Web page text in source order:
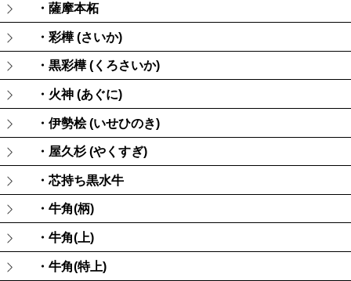
・薩摩本柘
・彩樺 (さいか)
・黒彩樺 (くろさいか)
・火神 (あぐに)
・伊勢桧 (いせひのき)
・屋久杉 (やくすぎ)
・芯持ち黒水牛
・牛角(柄)
・牛角(上)
・牛角(特上)